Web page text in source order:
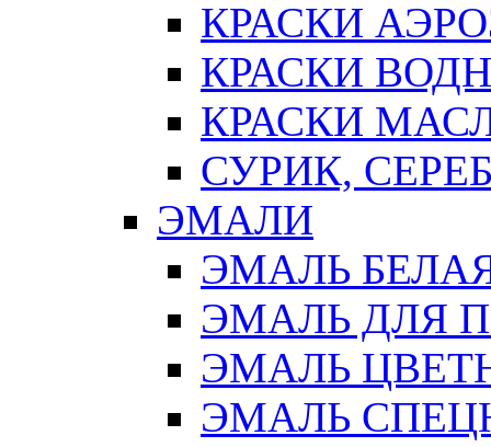
КРАСКИ
КРАСКИ
КРАСКИ
СУРИК,
ЭМАЛИ
ЭМАЛЬ
ЭМАЛЬ ДЛЯ
ЭМАЛЬ
ЭМАЛЬ